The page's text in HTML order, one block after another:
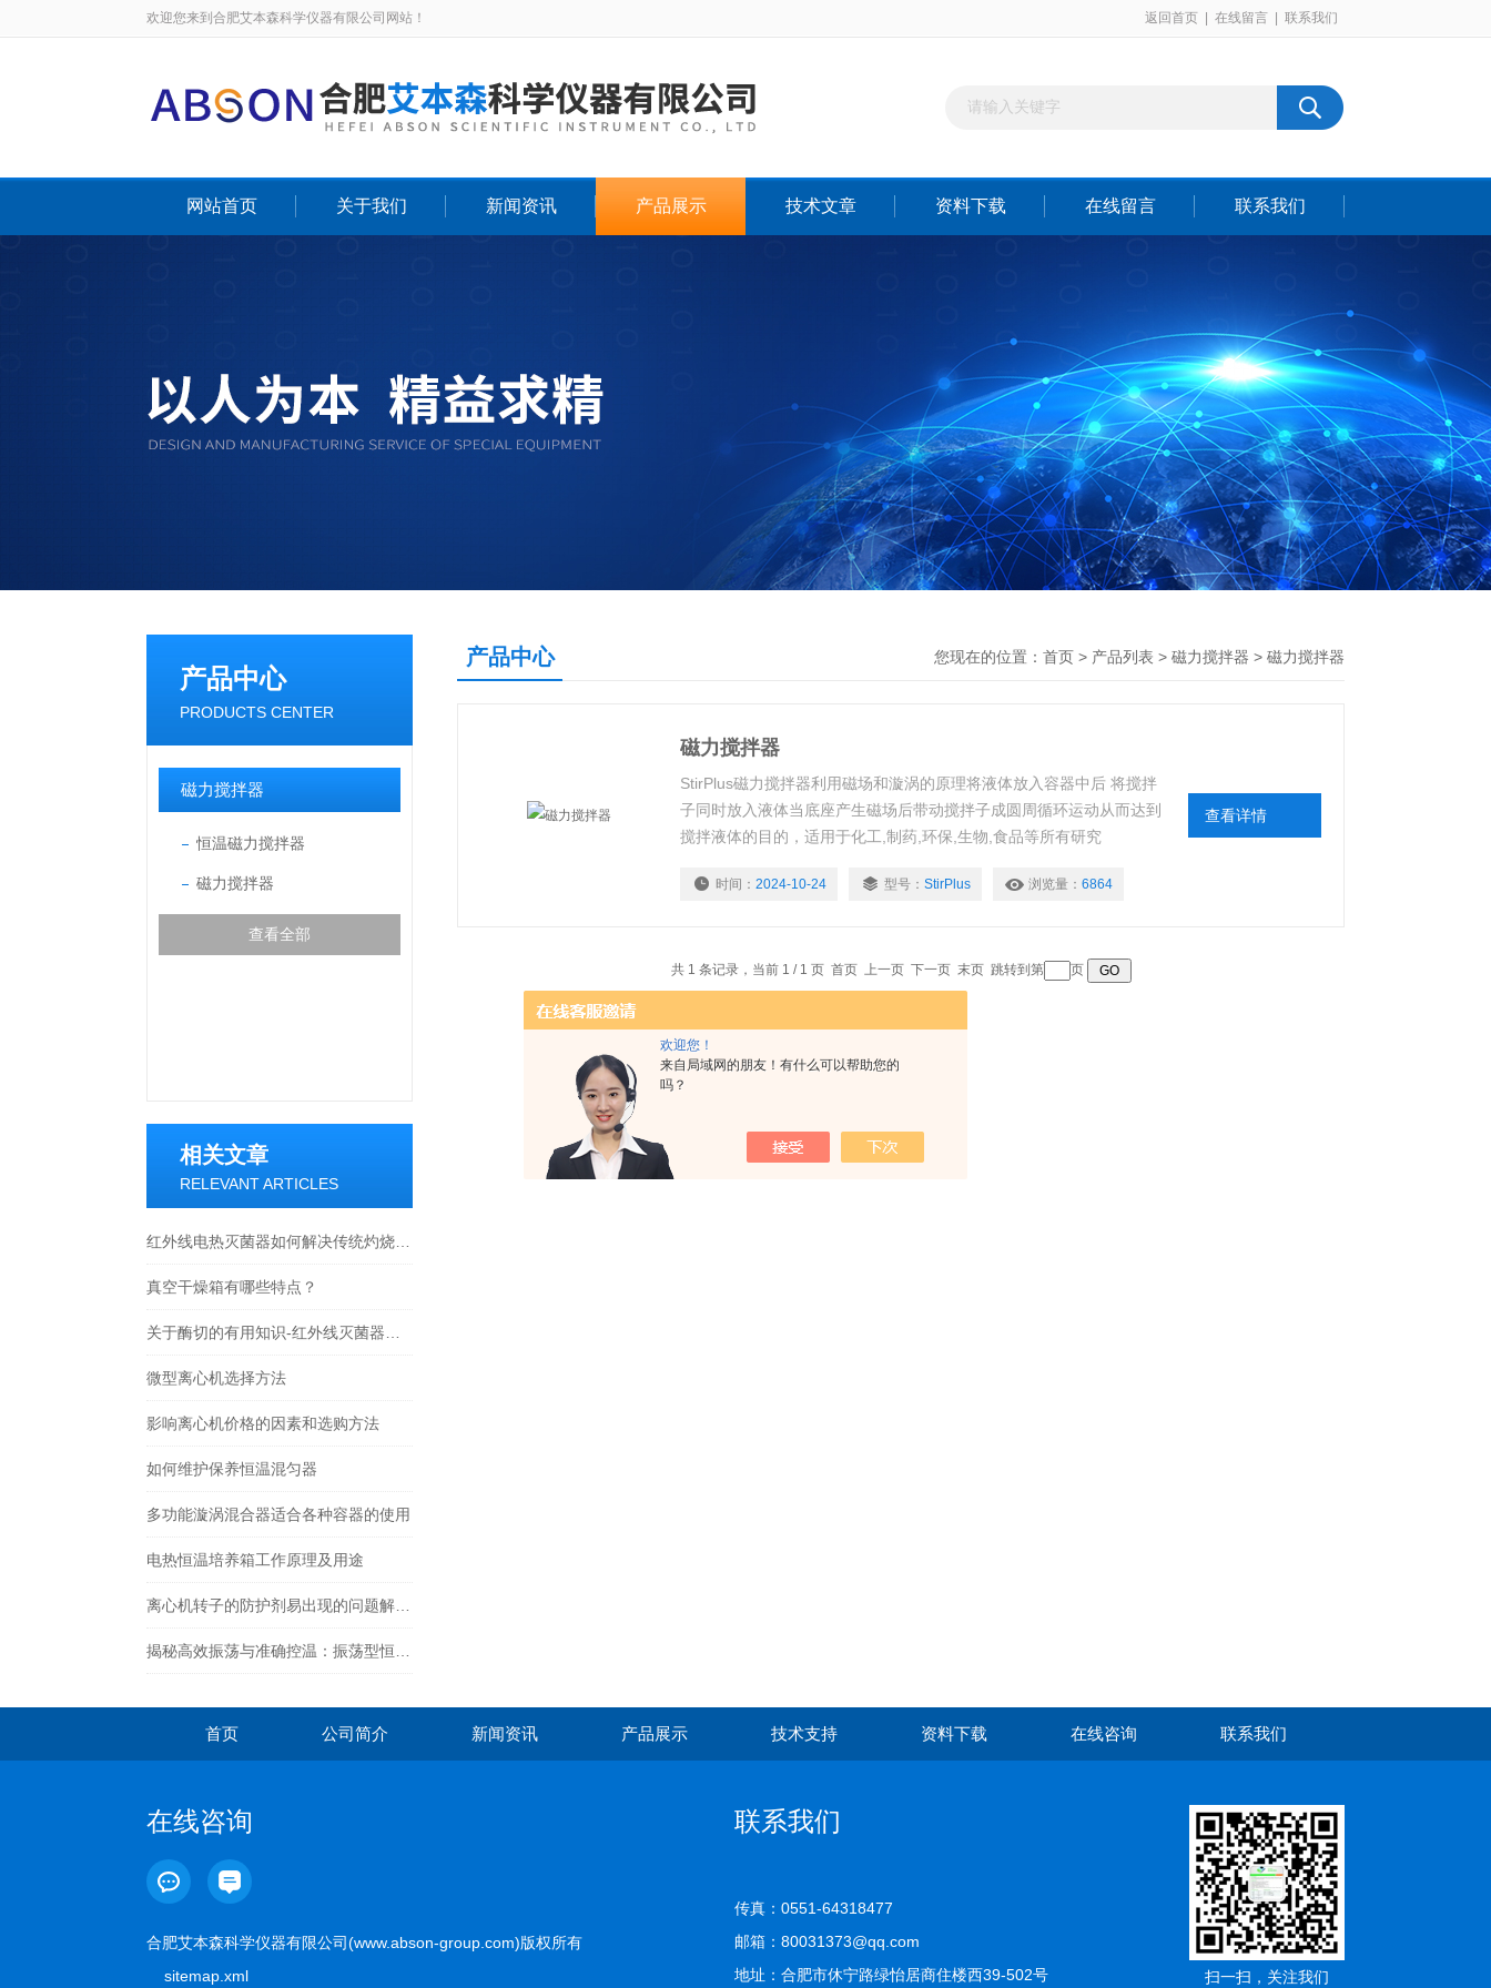
欢迎您！
来自局域网的朋友！有什么可以帮助您的
吗？
欢迎您来到合肥艾本森科学仪器有限公司网站！ 返回首页 在线留言 联系我们
网站首页 关于我们 新闻资讯 产品展示 技术文章 资料下载 在线留言 联系我们
产品中心
PRODUCTS CENTER
磁力搅拌器
恒温磁力搅拌器
磁力搅拌器
查看全部
相关文章
RELEVANT ARTICLES
真空干燥箱有哪些特点？
微型离心机选择方法
影响离心机价格的因素和选购方法
如何维护保养恒温混匀器
多功能漩涡混合器适合各种容器的使用
电热恒温培养箱工作原理及用途
产品中心 您现在的位置： 首页 > 产品列表 > 磁力搅拌器 > 磁力搅拌器
磁力搅拌器
StirPlus磁力搅拌器利用磁场和漩涡的原理将液体放入容器中后 将搅拌
子同时放入液体当底座产生磁场后带动搅拌子成圆周循环运动从而达到
搅拌液体的目的，适用于化工,制药,环保,生物,食品等所有研究
时间： 2024-10-24 型号： StirPlus 浏览量： 6864
查看详情
共 1 条记录，当前 1 / 1 页 首页 上一页 下一页 末页 跳转到第 页
首页 公司简介 新闻资讯 产品展示 技术支持 资料下载 在线咨询 联系我们
在线咨询
合肥艾本森科学仪器有限公司(www.abson-group.com)版权所有
sitemap.xml
联系我们
传真：0551-64318477
邮箱：80031373@qq.com
地址：合肥市休宁路绿怡居商住楼西39-502号
扫一扫，关注我们